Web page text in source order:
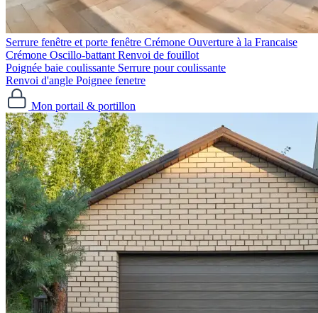
Serrure fenêtre et porte fenêtre Crémone Ouverture à la Francaise
Crémone Oscillo-battant Renvoi de fouillot
Poignée baie coulissante Serrure pour coulissante
Renvoi d'angle Poignee fenetre
Mon portail & portillon